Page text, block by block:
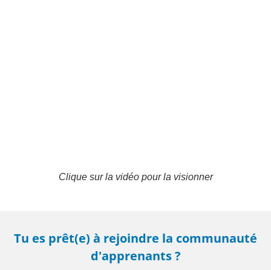
Clique sur la vidéo pour la visionner
Tu es prêt(e) à rejoindre la communauté
d'apprenants ?